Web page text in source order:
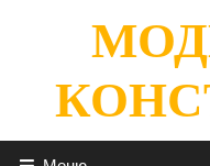
содержимому